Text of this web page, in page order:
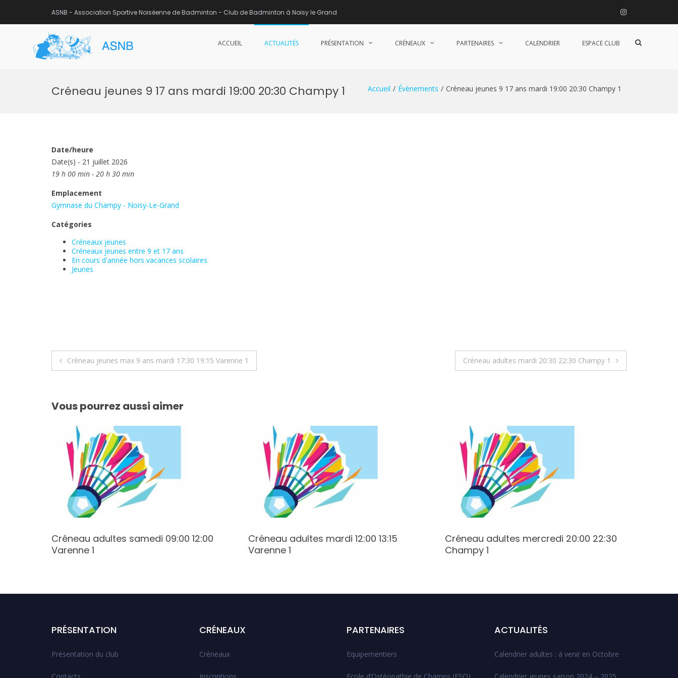
ASNB - Association Sportive Noiséenne de Badminton - Club de Badminton à Noisy le Grand Instagram
ACCUEIL ACTUALITÉS PRÉSENTATION CRÉNEAUX PARTENAIRES CALENDRIER ESPACE CLUB
Afficher
Créneau jeunes 9 17 ans mardi 19:00 20:30 Champy 1 Accueil Évènements Créneau jeunes 9 17 ans mardi 19:00 20:30 Champy 1
Date/heure
Date(s) - 21 juillet 2026
19 h 00 min - 20 h 30 min
Emplacement
Gymnase du Champy - Noisy-Le-Grand
Catégories
Créneaux jeunes
Créneaux jeunes entre 9 et 17 ans
En cours d'année hors vacances scolaires
Jeunes
Navigation
l’article
Créneau jeunes max 9 ans mardi 17:30 19:15 Varenne 1 Créneau adultes mardi 20:30 22:30 Champy 1
Vous pourrez aussi aimer
Créneau adultes samedi 09:00 12:00
Varenne 1
Créneau adultes mardi 12:00 13:15
Varenne 1
Créneau adultes mercredi 20:00 22:30
Champy 1
PRÉSENTATION
Présentation du club
CRÉNEAUX
Créneaux
PARTENAIRES
Equipementiers
ACTUALITÉS
Calendrier adultes : à venir en Octobre